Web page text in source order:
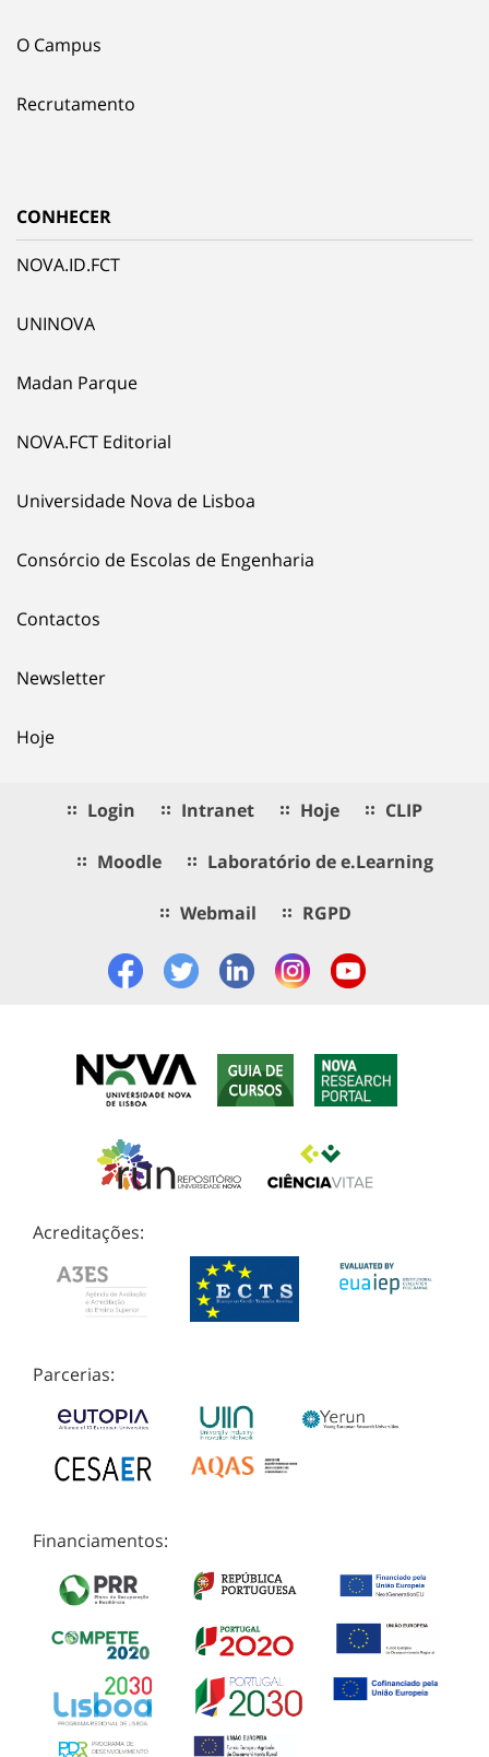
O Campus
Recrutamento
CONHECER
NOVA.ID.FCT
UNINOVA
Madan Parque
NOVA.FCT Editorial
Universidade Nova de Lisboa
Consórcio de Escolas de Engenharia
Contactos
Newsletter
Hoje
Login Intranet Hoje CLIP
Moodle Laboratório de e.Learning
Webmail RGPD
Acreditações:
Parcerias:
Financiamentos: